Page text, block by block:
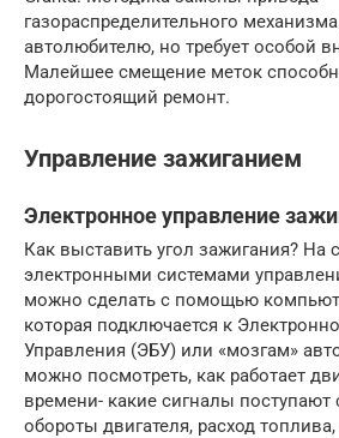
газораспределительного
автолюбителю, но требует особой
Малейшее смещение меток
дорогостоящий ремонт.
Управление зажиганием
Электронное управление
Как выставить угол зажигания? На
электронными системами
можно сделать с помощью
которая подключается к
Управления (ЭБУ) или «мозгам»
можно посмотреть, как работает
времени- какие сигналы поступают
обороты двигателя, расход